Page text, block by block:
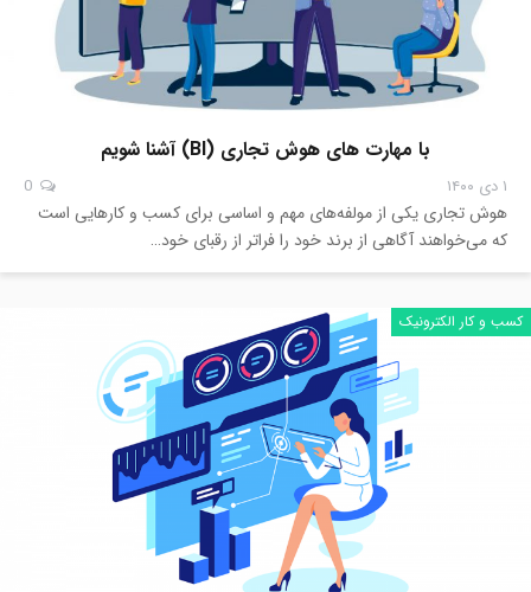
با مهارت های هوش تجاری (BI) آشنا شویم
۱ دی ۱۴۰۰
هوش تجاری یکی از مولفه‌های مهم و اساسی برای کسب و کارهایی است
که می‌خواهند آگاهی از برند خود را فراتر از رقبای خود…
کسب و کار الکترونیک